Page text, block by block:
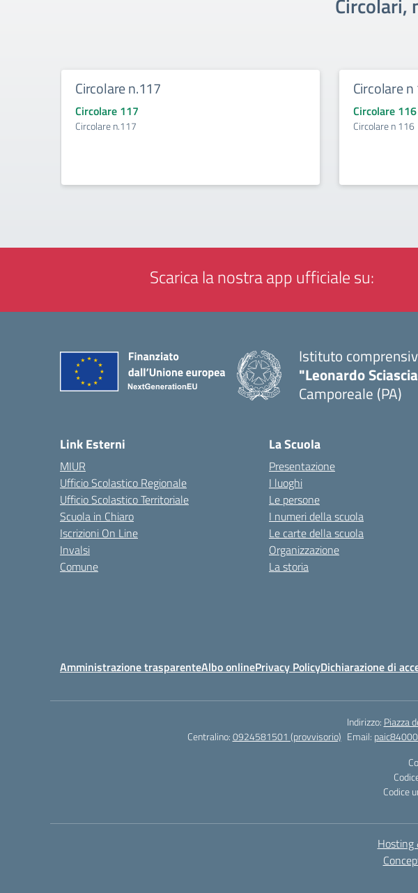
Circolare n.117
Circolare 117
Circolare n.117
Circolare
Circolare 116
Circolare n 116
Scarica la nostra app ufficiale su:
Istituto
"Leonardo
Camporeale (PA)
Link Esterni
MIUR
Ufficio Scolastico Regionale
Ufficio Scolastico Territoriale
Scuola in Chiaro
Iscrizioni On Line
Invalsi
Comune
La Scuola
Presentazione
I luoghi
Le persone
I numeri della scuola
Le carte della scuola
Organizzazione
La storia
Amministrazione trasparenteAlbo onlinePrivacy PolicyDichiarazione di
Indirizzo: Piazza
Centralino:0924581501 (provvisorio) Email:
Codice
Hosting